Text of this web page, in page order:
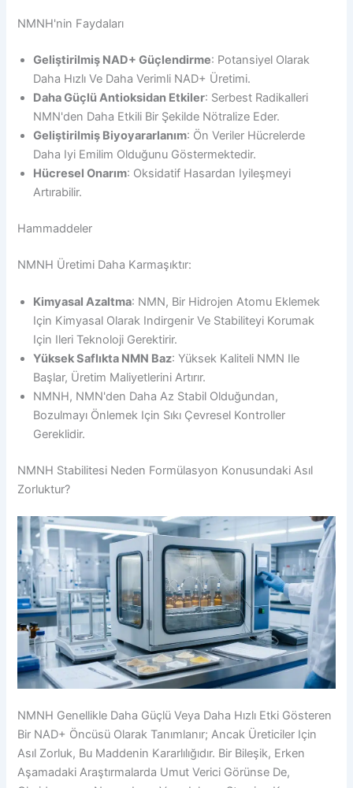
NMNH'nin Faydaları
Geliştirilmiş NAD+ Güçlendirme: Potansiyel Olarak
Daha Hızlı Ve Daha Verimli NAD+ Üretimi.
Daha Güçlü Antioksidan Etkiler: Serbest Radikalleri
NMN'den Daha Etkili Bir Şekilde Nötralize Eder.
Geliştirilmiş Biyoyararlanım: Ön Veriler Hücrelerde
Daha Iyi Emilim Olduğunu Göstermektedir.
Hücresel Onarım: Oksidatif Hasardan Iyileşmeyi
Artırabilir.
Hammaddeler
NMNH Üretimi Daha Karmaşıktır:
Kimyasal Azaltma: NMN, Bir Hidrojen Atomu Eklemek
Için Kimyasal Olarak Indirgenir Ve Stabiliteyi Korumak
Için Ileri Teknoloji Gerektirir.
Yüksek Saflıkta NMN Baz: Yüksek Kaliteli NMN Ile
Başlar, Üretim Maliyetlerini Artırır.
NMNH, NMN'den Daha Az Stabil Olduğundan,
Bozulmayı Önlemek Için Sıkı Çevresel Kontroller
Gereklidir.
NMNH Stabilitesi Neden Formülasyon Konusundaki Asıl
Zorluktur?
NMNH Genellikle Daha Güçlü Veya Daha Hızlı Etki Gösteren
Bir NAD+ Öncüsü Olarak Tanımlanır; Ancak Üreticiler Için
Asıl Zorluk, Bu Maddenin Kararlılığıdır. Bir Bileşik, Erken
Aşamadaki Araştırmalarda Umut Verici Görünse De,